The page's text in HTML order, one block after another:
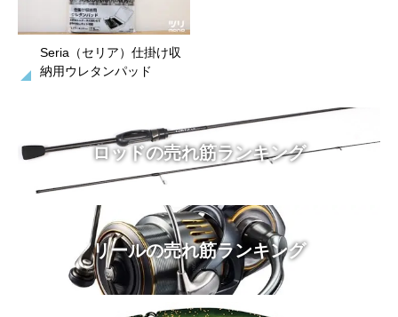
Seria（セリア）仕掛け収
納用ウレタンパッド
ロッドの売れ筋ランキング
リールの売れ筋ランキング